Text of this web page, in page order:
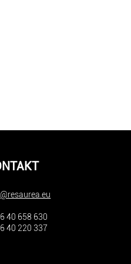
40 658 630
40 220 337